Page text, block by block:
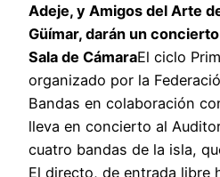
Adeje, y Amigos del Arte
Güímar, darán un
Sala de CámaraEl ciclo
organizado por la
Bandas en colaboración
lleva en concierto al
cuatro bandas de la isla,
El directo, de entrada libre